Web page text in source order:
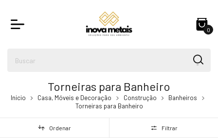
0
Torneiras para Banheiro
Inicio Casa, Móveis e Decoração Construção
Banheiros
Torneiras para Banheiro
Ordenar Filtrar